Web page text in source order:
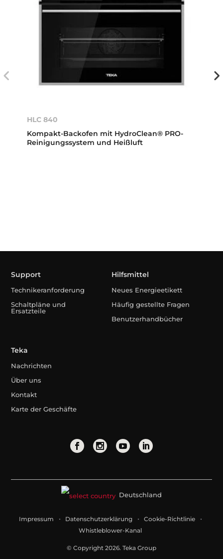
HLC 840
Kompakt-Backofen mit HydroClean® PRO-
Reinigungssystem und Heißluft
Support
Technikeranforderung
Schaltpläne und
Ersatzteile
Hilfsmittel
Neues Energieetikett
Häufig gestellte Fragen
Benutzerhandbücher
Teka
Nachrichten
Über uns
Kontakt
Karte der Geschäfte
Deutschland
Impressum Datenschutzerklärung
Cookie-Richtlinie
Whistleblower-Kanal
© Copyright 2026. Teka Group